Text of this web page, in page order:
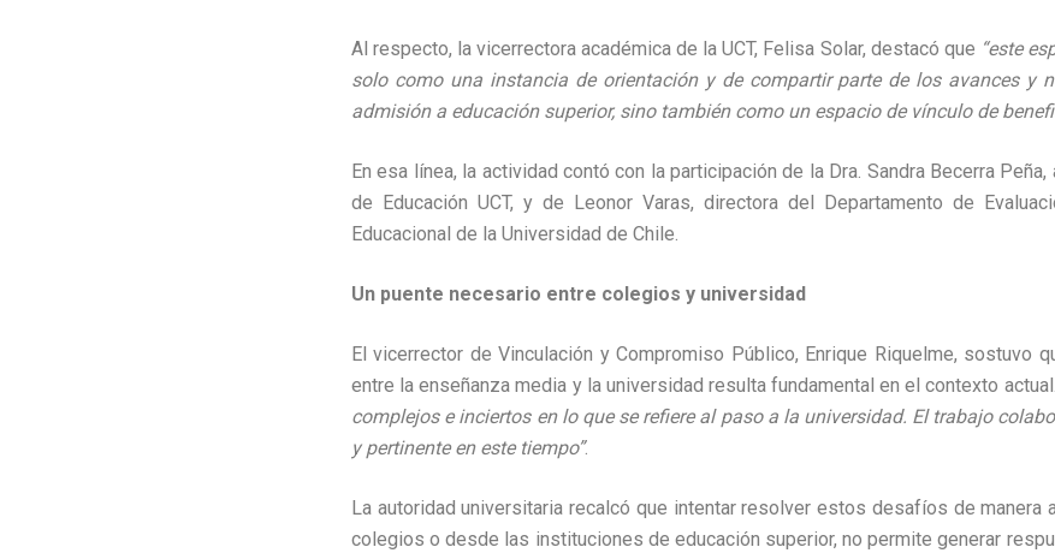
Al respecto, la vicerrectora académica de la UCT, Felisa Solar, destacó que “este
solo como una instancia de orientación y de compartir parte de los avances y
admisión a educación superior, sino también como un espacio de vínculo de
En esa línea, la actividad contó con la participación de la Dra. Sandra Becerra
de Educación UCT, y de Leonor Varas, directora del Departamento de
Educacional de la Universidad de Chile.
Un puente necesario entre colegios y universidad
El vicerrector de Vinculación y Compromiso Público, Enrique Riquelme, sostuvo
entre la enseñanza media y la universidad resulta fundamental en el contexto actual.
complejos e inciertos en lo que se refiere al paso a la universidad. El trabajo
y pertinente en este tiempo”.
La autoridad universitaria recalcó que intentar resolver estos desafíos de manera
colegios o desde las instituciones de educación superior, no permite generar